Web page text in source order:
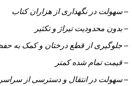
–سهولت در نگهداری از هزاران کتاب
–بدون محدودیت تیراژ و تکثیر
–جلوگیری از قطع درختان و کمک به
–قیمت تمام شده کمتر
–سهولت در انتقال و دسترسی از